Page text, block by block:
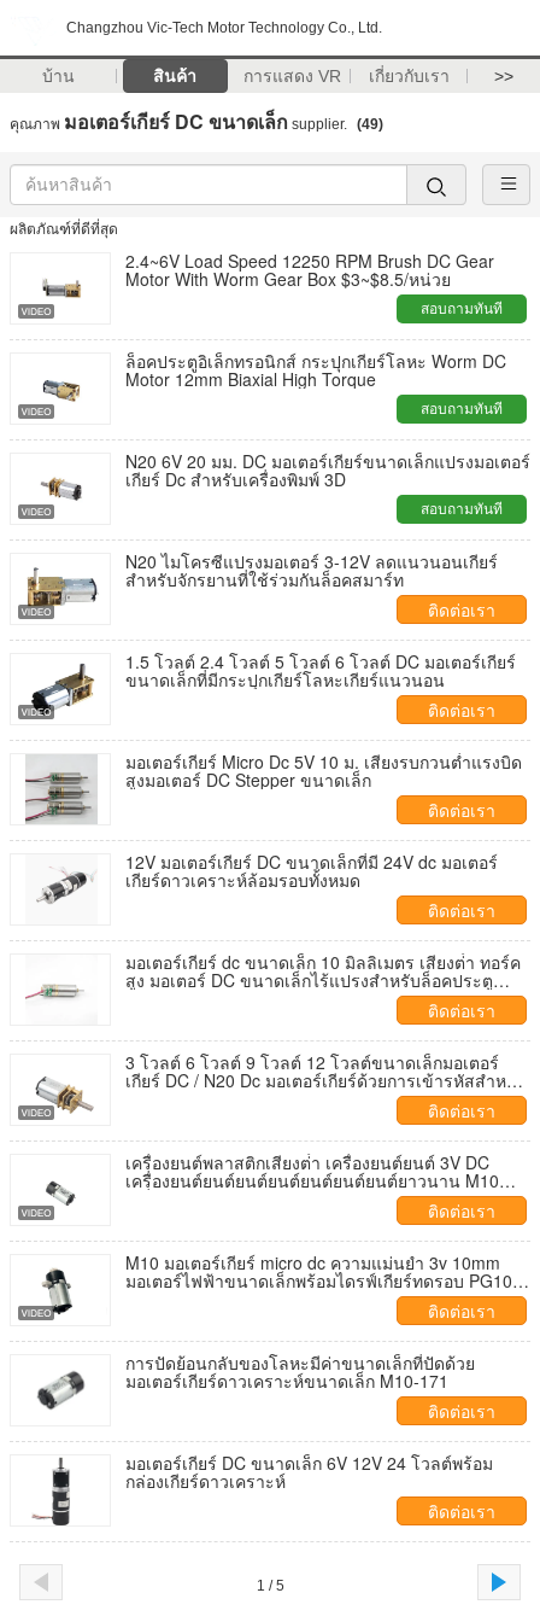
Changzhou Vic-Tech Motor Technology Co., Ltd.
บ้าน สินค้า การแสดง VR เกี่ยวกับเรา >>
คุณภาพ มอเตอร์เกียร์ DC ขนาดเล็ก supplier. (49)
ผลิตภัณฑ์ที่ดีที่สุด
2.4~6V Load Speed ​​12250 RPM Brush DC Gear
Motor With Worm Gear Box $3~$8.5/หน่วย
สอบถามทันที
ล็อคประตูอิเล็กทรอนิกส์ กระปุกเกียร์โลหะ Worm DC
Motor 12mm Biaxial High Torque
สอบถามทันที
N20 6V 20 มม. DC มอเตอร์เกียร์ขนาดเล็กแปรงมอเตอร์
เกียร์ Dc สำหรับเครื่องพิมพ์ 3D
สอบถามทันที
N20 ไมโครซีแปรงมอเตอร์ 3-12V ลดแนวนอนเกียร์
สำหรับจักรยานที่ใช้ร่วมกันล็อคสมาร์ท
ติดต่อเรา
1.5 โวลต์ 2.4 โวลต์ 5 โวลต์ 6 โวลต์ DC มอเตอร์เกียร์
ขนาดเล็กที่มีกระปุกเกียร์โลหะเกียร์แนวนอน
ติดต่อเรา
มอเตอร์เกียร์ Micro Dc 5V 10 ม. เสียงรบกวนต่ำแรงบิด
สูงมอเตอร์ DC Stepper ขนาดเล็ก
ติดต่อเรา
12V มอเตอร์เกียร์ DC ขนาดเล็กที่มี 24V dc มอเตอร์
เกียร์ดาวเคราะห์ล้อมรอบทั้งหมด
ติดต่อเรา
มอเตอร์เกียร์ dc ขนาดเล็ก 10 มิลลิเมตร เสียงต่ํา ทอร์ค
สูง มอเตอร์ DC ขนาดเล็กไร้แปรงสําหรับล็อคประตู
ติดต่อเรา
3 โวลต์ 6 โวลต์ 9 โวลต์ 12 โวลต์ขนาดเล็กมอเตอร์
เกียร์ DC / N20 Dc มอเตอร์เกียร์ด้วยการเข้ารหัสสำหรับ
ติดต่อเรา
เครื่องยนต์พลาสติกเสียงต่ํา เครื่องยนต์ยนต์ 3V DC
เครื่องยนต์ยนต์ยนต์ยนต์ยนต์ยนต์ยนต์ยาวนาน M10
เครื่องยนต์ยนต์ยนต์ยนต์ยนต์ยนต์ยนต์ยนต์ยนต์ยนต์ยนต์
ยนต์ยนต์ยนต์ยนต์ยนต์ยนต์ยนต์ยนต์ยนต์ยนต์ยนต์ยนต์
ยนต์ยนต์ยนต์ยนต์
ติดต่อเรา
M10 มอเตอร์เกียร์ micro dc ความแม่นยำ 3v 10mm
มอเตอร์ไฟฟ้าขนาดเล็กพร้อมไดรฟ์เกียร์ทดรอบ PG10-
ติดต่อเรา
การปัดย้อนกลับของโลหะมีค่าขนาดเล็กที่ปัดด้วย
มอเตอร์เกียร์ดาวเคราะห์ขนาดเล็ก M10-171
ติดต่อเรา
มอเตอร์เกียร์ DC ขนาดเล็ก 6V 12V 24 โวลต์พร้อม
กล่องเกียร์ดาวเคราะห์
ติดต่อเรา
1 / 5